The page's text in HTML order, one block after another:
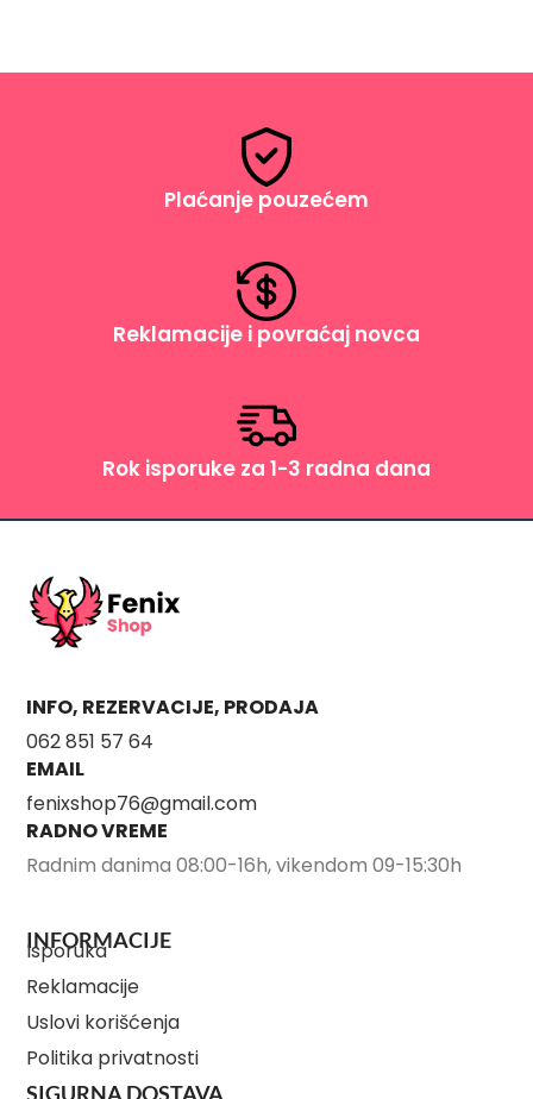
Plaćanje pouzećem
Reklamacije i povraćaj novca
Rok isporuke za 1-3 radna dana
INFO, REZERVACIJE, PRODAJA
062 851 57 64
EMAIL
fenixshop76@gmail.com
RADNO VREME
Radnim danima 08:00-16h, vikendom 09-15:30h
INFORMACIJE
Isporuka
Reklamacije
Uslovi korišćenja
Politika privatnosti
SIGURNA DOSTAVA